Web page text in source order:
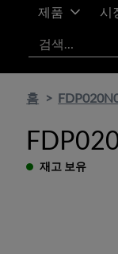
제품 시
검색
홈
재고 보유